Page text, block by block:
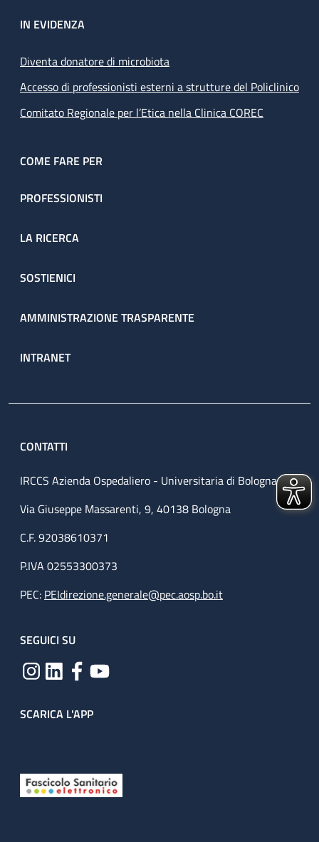
IN EVIDENZA
Diventa donatore di microbiota
Accesso di professionisti esterni a strutture del Policlinico
Comitato Regionale per l’Etica nella Clinica COREC
COME FARE PER
PROFESSIONISTI
LA RICERCA
SOSTIENICI
AMMINISTRAZIONE TRASPARENTE
INTRANET
CONTATTI
IRCCS Azienda Ospedaliero - Universitaria di Bologna
Via Giuseppe Massarenti, 9, 40138 Bologna
C.F. 92038610371
P.IVA 02553300373
PEC: PEIdirezione.generale@pec.aosp.bo.it
SEGUICI SU
SCARICA L'APP